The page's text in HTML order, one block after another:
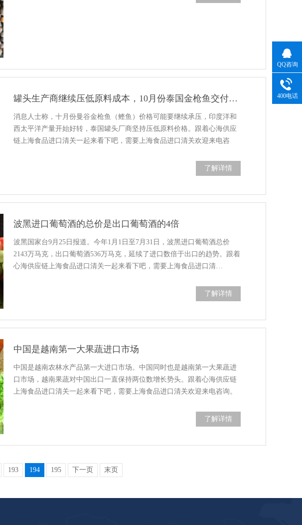
罐头生产商继续压低原料成本，10月份泰国金枪鱼交付价格或进一步走低
消息人士称，十月份曼谷金枪鱼（鲣鱼）价格可能要继续承压，印度洋和
西太平洋产量开始好转，泰国罐头厂商坚持压低原料价格。跟着心海供应
链上海食品进口清关一起来看下吧，需要上海食品进口清关欢迎来电咨
了解详情
波黑进口葡萄酒的总价是出口葡萄酒的4倍
波黑国家台9月25日报道。今年1月1日至7月31日，波黑进口葡萄酒总价
2143万马克，出口葡萄酒536万马克，延续了进口数倍于出口的趋势。跟着
心海供应链上海食品进口清关一起来看下吧，需要上海食品进口清…
了解详情
中国是越南第一大果蔬进口市场
中国是越南农林水产品第一大进口市场。中国同时也是越南第一大果蔬进
口市场，越南果蔬对中国出口一直保持两位数增长势头。跟着心海供应链
上海食品进口清关一起来看下吧，需要上海食品进口清关欢迎来电咨询。
了解详情
193 194 195 下一页 末页
QQ咨询
400电话